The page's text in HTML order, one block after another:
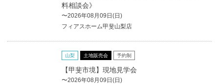
料相談会》
〜2026年08月09日(日)
フィアスホーム甲斐山梨店
山梨 土地販売会 予約制
【甲斐市境】現地見学会
〜2026年08月09日(日)